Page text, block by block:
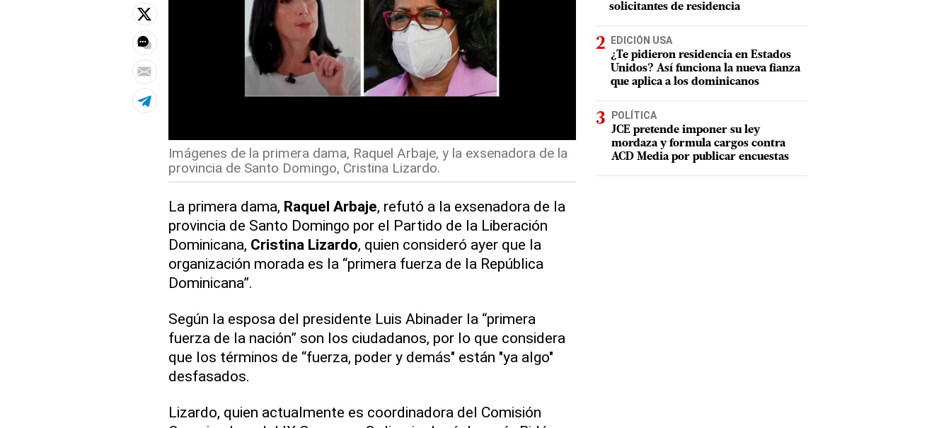
Imágenes de la primera dama, Raquel Arbaje, y la exsenadora de la
provincia de Santo Domingo, Cristina Lizardo.
La primera dama, Raquel Arbaje, refutó a la exsenadora de la
provincia de Santo Domingo por el Partido de la Liberación
Dominicana, Cristina Lizardo, quien consideró ayer que la
organización morada es la “primera fuerza de la República
Dominicana”.
Según la esposa del presidente Luis Abinader la “primera
fuerza de la nación” son los ciudadanos, por lo que considera
que los términos de “fuerza, poder y demás" están "ya algo"
desfasados.
Lizardo, quien actualmente es coordinadora del Comisión
solicitantes de residencia
EDICIÓN USA
¿Te pidieron residencia en Estados
Unidos? Así funciona la nueva fianza
que aplica a los dominicanos
POLÍTICA
JCE pretende imponer su ley
mordaza y formula cargos contra
ACD Media por publicar encuestas